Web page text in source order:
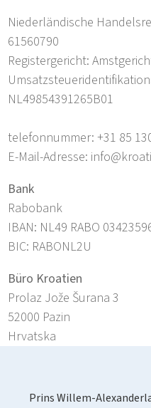
Niederländische
61560790
Registergericht:
NL49854391265B01
telefonnummer: +31 85
E-Mail-Adresse:
Bank
Rabobank
IBAN: NL49 RABO
BIC: RABONL2U
Büro Kroatien
Prolaz Jože Šurana 3
52000 Pazin
Hrvatska
Prins Willem-